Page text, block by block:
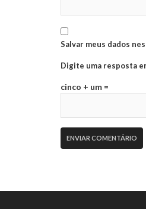
Salvar meus dados
Digite uma resposta
cinco + um =